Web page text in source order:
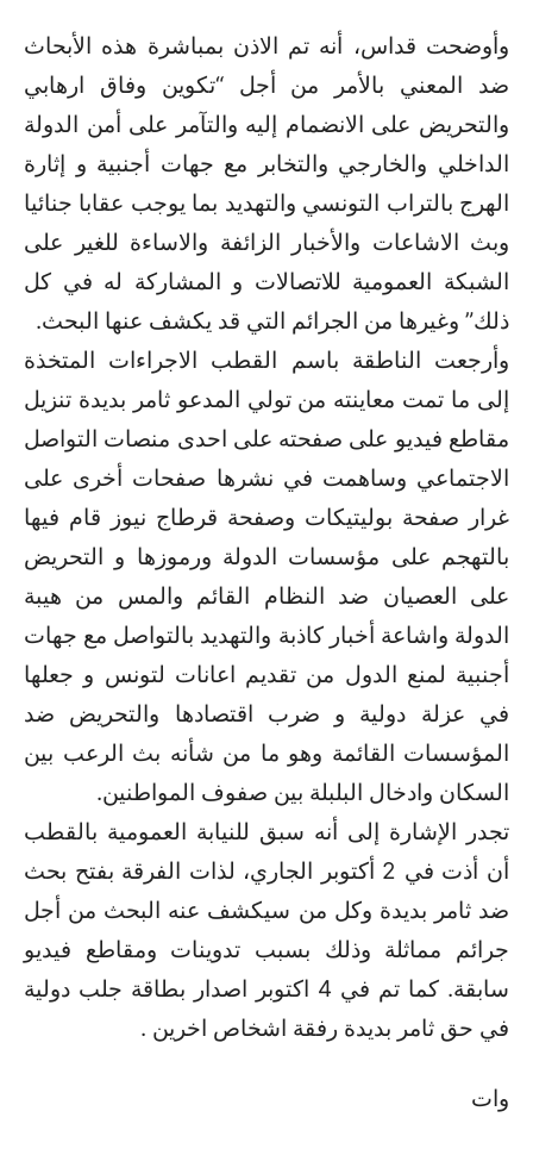
وأوضحت قداس، أنه تم الاذن بمباشرة هذه الأبحاث
ضد المعني بالأمر من أجل “تكوين وفاق ارهابي
والتحريض على الانضمام إليه والتآمر على أمن الدولة
الداخلي والخارجي والتخابر مع جهات أجنبية و إثارة
الهرج بالتراب التونسي والتهديد بما يوجب عقابا جنائيا
وبث الاشاعات والأخبار الزائفة والاساءة للغير على
الشبكة العمومية للاتصالات و المشاركة له في كل
ذلك” وغيرها من الجرائم التي قد يكشف عنها البحث.
وأرجعت الناطقة باسم القطب الاجراءات المتخذة
إلى ما تمت معاينته من تولي المدعو ثامر بديدة تنزيل
مقاطع فيديو على صفحته على احدى منصات التواصل
الاجتماعي وساهمت في نشرها صفحات أخرى على
غرار صفحة بوليتيكات وصفحة قرطاج نيوز قام فيها
بالتهجم على مؤسسات الدولة ورموزها و التحريض
على العصيان ضد النظام القائم والمس من هيبة
الدولة واشاعة أخبار كاذبة والتهديد بالتواصل مع جهات
أجنبية لمنع الدول من تقديم اعانات لتونس و جعلها
في عزلة دولية و ضرب اقتصادها والتحريض ضد
المؤسسات القائمة وهو ما من شأنه بث الرعب بين
السكان وادخال البلبلة بين صفوف المواطنين.
تجدر الإشارة إلى أنه سبق للنيابة العمومية بالقطب
أن أذت في 2 أكتوبر الجاري، لذات الفرقة بفتح بحث
ضد ثامر بديدة وكل من سيكشف عنه البحث من أجل
جرائم مماثلة وذلك بسبب تدوينات ومقاطع فيديو
سابقة. كما تم في 4 اكتوبر اصدار بطاقة جلب دولية
في حق ثامر بديدة رفقة اشخاص اخرين .
وات